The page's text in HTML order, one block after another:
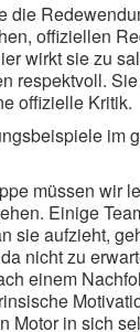
die
offiziellen
wirkt sie zu
respektvoll.
offizielle Kritik.
im
müssen wir
Einige
sie aufzieht,
nicht zu
einem
Motor in sich